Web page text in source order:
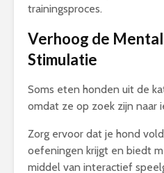
trainingsproces.
Verhoog de
Stimulatie
Soms eten honden uit de
omdat ze op zoek zijn naar
Zorg ervoor dat je hond
oefeningen krijgt en biedt
middel van interactief